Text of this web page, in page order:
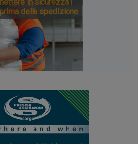
in sicurezza i
della spedizione